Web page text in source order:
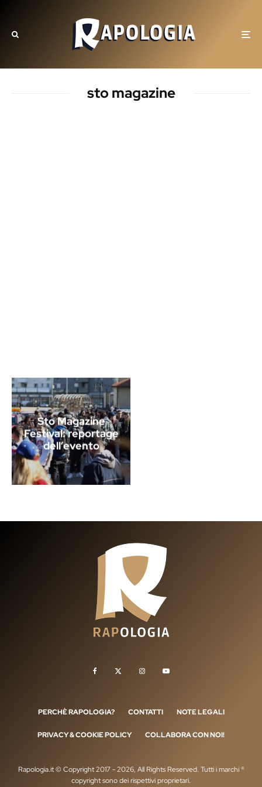
sto magazine
Sto Magazine
Festival: reportage
dell’evento
PERCHÈ RAPOLOGIA? CONTATTI NOTE LEGALI
PRIVACY & COOKIE POLICY COLLABORA CON NOI!
Rapologia.it © Copyright 2017 - 2026, All Rights Reserved. Tutti i marchi ®
copyright sono dei rispettivi proprietari.